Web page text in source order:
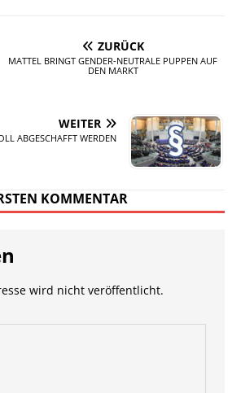
ZURÜCK
MATTEL BRINGT GENDER-NEUTRALE PUPPEN AUF
DEN MARKT
WEITER
ABGESCHAFFT WERDEN
KOMMENTAR
wird nicht veröffentlicht.